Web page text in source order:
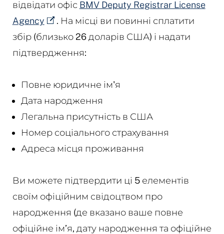
відвідати офіс BMV Deputy Registrar License
Agency
. На місці ви повинні сплатити
збір (близько 26 доларів США) і надати
підтвердження:
Повне юридичне ім'я
Дата народження
Легальна присутність в США
Номер соціального страхування
Адреса місця проживання
Ви можете підтвердити ці 5 елементів
своїм офіційним свідоцтвом про
народження (де вказано ваше повне
офіційне ім’я, дату народження та офіційне